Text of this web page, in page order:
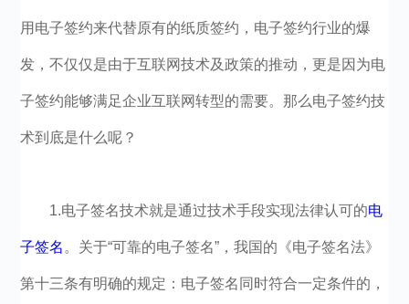
用电子签约来代替原有的纸质签约，电子签约行业的爆
发，不仅仅是由于互联网技术及政策的推动，更是因为电
子签约能够满足企业互联网转型的需要。那么电子签约技
术到底是什么呢？
1.电子签名技术就是通过技术手段实现法律认可的电
子签名 。关于“可靠的电子签名”，我国的《电子签名法》
第十三条有明确的规定：电子签名同时符合一定条件的，